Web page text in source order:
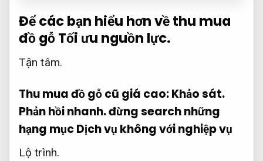
Để các bạn hiểu hơn về thu mua
đồ gỗTối ưu nguồn lực.
Tận tâm.
Thu mua đồ gỗ cũ giá cao:Khảo sát.
Phản hồi nhanh.đừng search những
hạng mục Dịch vụ không với nghiệp vụ
Lộ trình.